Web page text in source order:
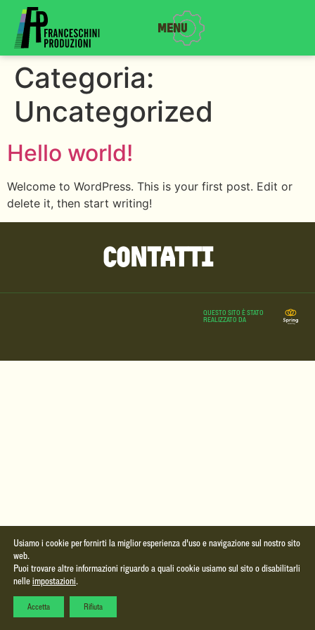
Menu
Categoria:
Uncategorized
Hello world!
Welcome to WordPress. This is your first post. Edit or
delete it, then start writing!
Contatti
QUESTO SITO È STATO
REALIZZATO DA
Usiamo i cookie per fornirti la miglior esperienza d'uso e navigazione sul nostro sito
web.
Puoi trovare altre informazioni riguardo a quali cookie usiamo sul sito o disabilitarli
nelle impostazioni.
Accetta Rifiuta